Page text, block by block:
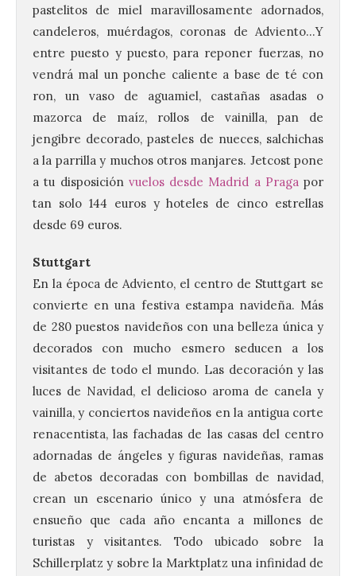
pastelitos de miel maravillosamente adornados,
candeleros, muérdagos, coronas de Adviento…Y
entre puesto y puesto, para reponer fuerzas, no
vendrá mal un ponche caliente a base de té con
ron, un vaso de aguamiel, castañas asadas o
mazorca de maíz, rollos de vainilla, pan de
jengibre decorado, pasteles de nueces, salchichas
a la parrilla y muchos otros manjares. Jetcost pone
a tu disposición vuelos desde Madrid a Pragapor
tan solo 144 euros y hoteles de cinco estrellas
desde 69 euros.
Stuttgart
En la época de Adviento, el centro de Stuttgart se
convierte en una festiva estampa navideña. Más
de 280 puestos navideños con una belleza única y
decorados con mucho esmero seducen a los
visitantes de todo el mundo. Las decoración y las
luces de Navidad, el delicioso aroma de canela y
vainilla, y conciertos navideños en la antigua corte
renacentista, las fachadas de las casas del centro
adornadas de ángeles y figuras navideñas, ramas
de abetos decoradas con bombillas de navidad,
crean un escenario único y una atmósfera de
ensueño que cada año encanta a millones de
turistas y visitantes. Todo ubicado sobre la
Schillerplatz y sobre la Marktplatz una infinidad de